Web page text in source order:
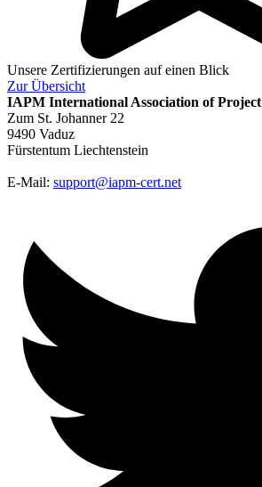
Unsere Zertifizierungen auf einen Blick
ZurÜbersicht
IAPM International Association of
Zum St. Johanner 22
9490 Vaduz
Fürstentum Liechtenstein
E-Mail: support@iapm-cert.net